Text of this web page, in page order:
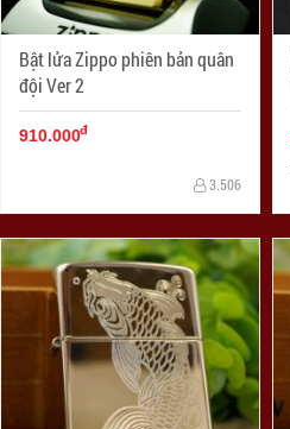
Bật lửa Zippo phiên bản quân
đội Ver 2
910.000đ
3.506